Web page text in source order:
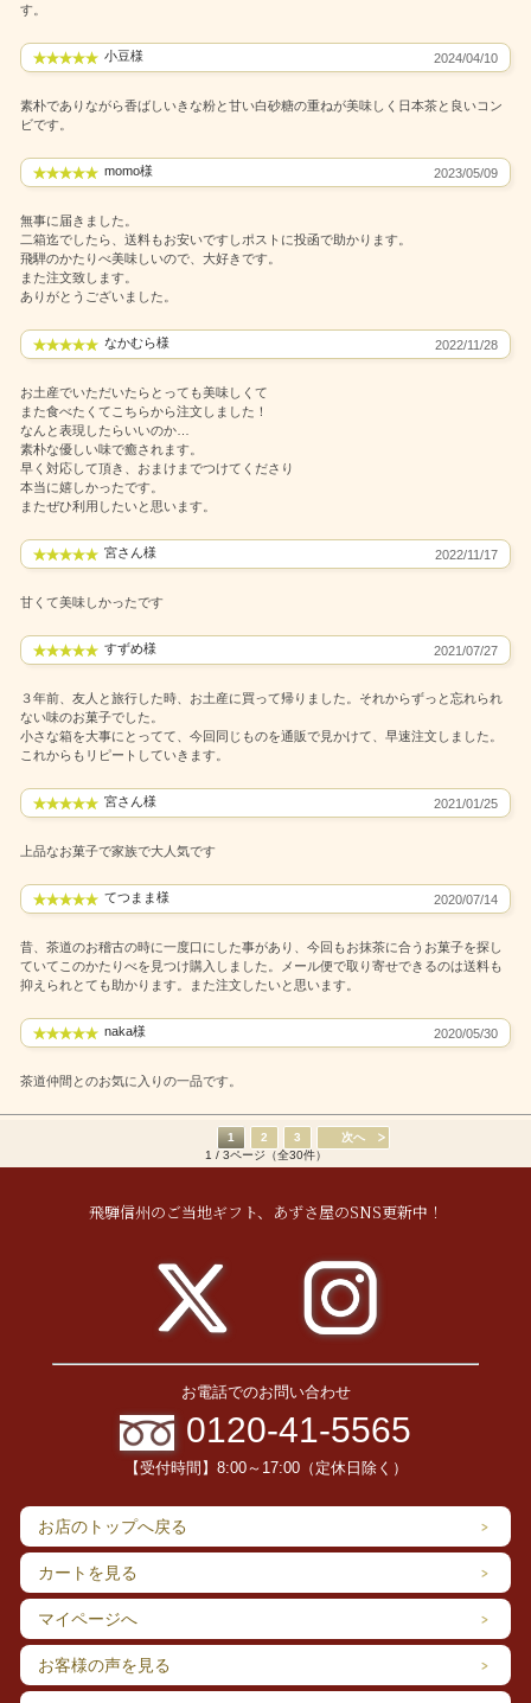
す。
小豆様 2024/04/10
素朴でありながら香ばしいきな粉と甘い白砂糖の重ねが美味しく日本茶と良いコン
ビです。
momo様 2023/05/09
無事に届きました。
二箱迄でしたら、送料もお安いですしポストに投函で助かります。
飛騨のかたりべ美味しいので、大好きです。
また注文致します。
ありがとうございました。
なかむら様 2022/11/28
お土産でいただいたらとっても美味しくて
また食べたくてこちらから注文しました！
なんと表現したらいいのか…
素朴な優しい味で癒されます。
早く対応して頂き、おまけまでつけてくださり
本当に嬉しかったです。
またぜひ利用したいと思います。
宮さん様 2022/11/17
甘くて美味しかったです
すずめ様 2021/07/27
３年前、友人と旅行した時、お土産に買って帰りました。それからずっと忘れられ
ない味のお菓子でした。
小さな箱を大事にとってて、今回同じものを通販で見かけて、早速注文しました。
これからもリピートしていきます。
宮さん様 2021/01/25
上品なお菓子で家族で大人気です
てつまま様 2020/07/14
昔、茶道のお稽古の時に一度口にした事があり、今回もお抹茶に合うお菓子を探し
ていてこのかたりべを見つけ購入しました。メール便で取り寄せできるのは送料も
抑えられとても助かります。また注文したいと思います。
naka様 2020/05/30
茶道仲間とのお気に入りの一品です。
1 2 3
次へ
1 / 3ページ（全30件）
飛騨信州のご当地ギフト、あずさ屋のSNS更新中！
お電話でのお問い合わせ
0120-41-5565
【受付時間】8:00～17:00（定休日除く）
お店のトップへ戻る
カートを見る
マイページへ
お客様の声を見る